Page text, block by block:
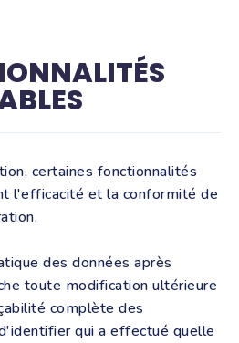
certaines fonctionnalités
l'efficacité et la conformité de
des données après
toute modification ultérieure
complète des
qui a effectué quelle